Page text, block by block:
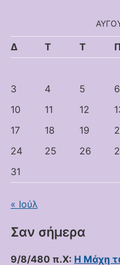
Δ Τ Τ Π
3
4 5 6
10
11 12
17
18 19
24
25 26
31
« Ιούλ
Σαν σήμερα
9/8/480 π.Χ: Η Μάχη